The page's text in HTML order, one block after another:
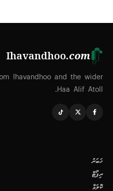
Ihavandhoo.com
Ihavandhoo and the wider
Haa Alif Atoll.
ޚަބަރު
ރިޕޯޓް
ކޮލަމް